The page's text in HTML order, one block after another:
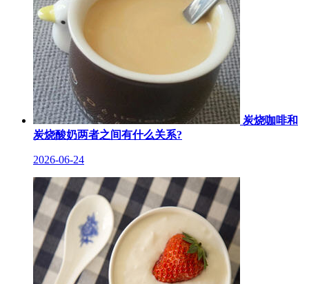
炭烧咖啡和
炭烧酸奶两者之间有什么关系?
2026-06-24